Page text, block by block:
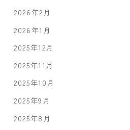
2026年2月
2026年1月
2025年12月
2025年11月
2025年10月
2025年9月
2025年8月